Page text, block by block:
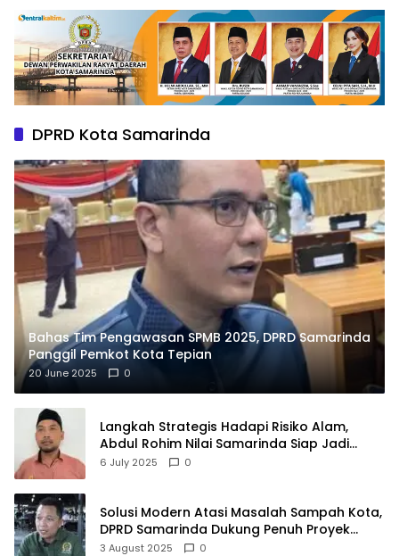
DPRD Kota Samarinda
Bahas Tim Pengawasan SPMB 2025, DPRD Samarinda
Panggil Pemkot Kota Tepian
20 June 2025 0
Langkah Strategis Hadapi Risiko Alam,
Abdul Rohim Nilai Samarinda Siap Jadi
Pusat Logistik Bencana Kalimantan
6 July 2025 0
Solusi Modern Atasi Masalah Sampah Kota,
DPRD Samarinda Dukung Penuh Proyek
PLTSA
3 August 2025 0